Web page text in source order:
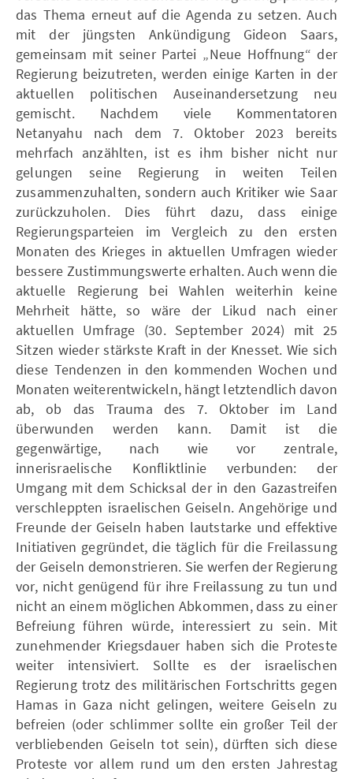
das Thema erneut auf die Agenda zu setzen. Auch
mit der jüngsten Ankündigung Gideon Saars,
gemeinsam mit seiner Partei „Neue Hoffnung“ der
Regierung beizutreten, werden einige Karten in der
aktuellen politischen Auseinandersetzung neu
gemischt. Nachdem viele Kommentatoren
Netanyahu nach dem 7. Oktober 2023 bereits
mehrfach anzählten, ist es ihm bisher nicht nur
gelungen seine Regierung in weiten Teilen
zusammenzuhalten, sondern auch Kritiker wie Saar
zurückzuholen. Dies führt dazu, dass einige
Regierungsparteien im Vergleich zu den ersten
Monaten des Krieges in aktuellen Umfragen wieder
bessere Zustimmungswerte erhalten. Auch wenn die
aktuelle Regierung bei Wahlen weiterhin keine
Mehrheit hätte, so wäre der Likud nach einer
aktuellen Umfrage (30. September 2024) mit 25
Sitzen wieder stärkste Kraft in der Knesset. Wie sich
diese Tendenzen in den kommenden Wochen und
Monaten weiterentwickeln, hängt letztendlich davon
ab, ob das Trauma des 7. Oktober im Land
überwunden werden kann. Damit ist die
gegenwärtige, nach wie vor zentrale,
innerisraelische Konfliktlinie verbunden: der
Umgang mit dem Schicksal der in den Gazastreifen
verschleppten israelischen Geiseln. Angehörige und
Freunde der Geiseln haben lautstarke und effektive
Initiativen gegründet, die täglich für die Freilassung
der Geiseln demonstrieren. Sie werfen der Regierung
vor, nicht genügend für ihre Freilassung zu tun und
nicht an einem möglichen Abkommen, dass zu einer
Befreiung führen würde, interessiert zu sein. Mit
zunehmender Kriegsdauer haben sich die Proteste
weiter intensiviert. Sollte es der israelischen
Regierung trotz des militärischen Fortschritts gegen
Hamas in Gaza nicht gelingen, weitere Geiseln zu
befreien (oder schlimmer sollte ein großer Teil der
verbliebenden Geiseln tot sein), dürften sich diese
Proteste vor allem rund um den ersten Jahrestag